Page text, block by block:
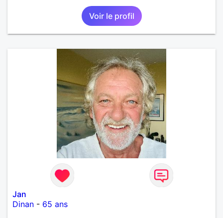
Voir le profil
Jan
Dinan - 65 ans